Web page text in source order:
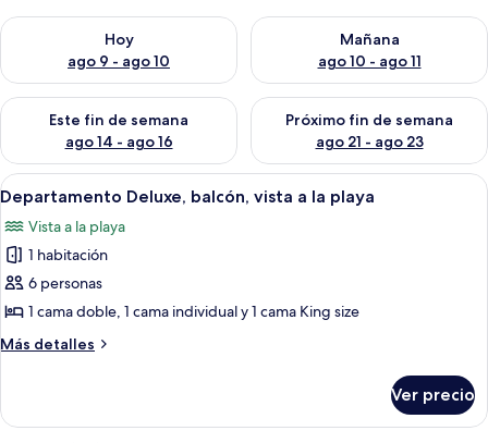
Hoy
ago 9 - ago 10
Consulta la disponibilidad para hoy ago 9 - ago 10
Mañana
ago 10 - ago 11
Consulta la disponibilidad
Este fin de semana
ago 14 - ago 16
Consulta la disponibilidad para este fin de semana ago 14 -
Próximo fin de semana
ago 21 - ago 23
Consulta la disponibilidad
Abrir
todas
las
fotos
de
Departamento
Deluxe,
balcón,
a
la
Una habitación con dos literas, piso
1
Departamento Deluxe, balcón, vista a la playa
Vista a la playa
1 habitación
6 personas
1 cama doble, 1 cama individual y 1 cama King size
Más detalles
Más
Deluxe,
Ver precio